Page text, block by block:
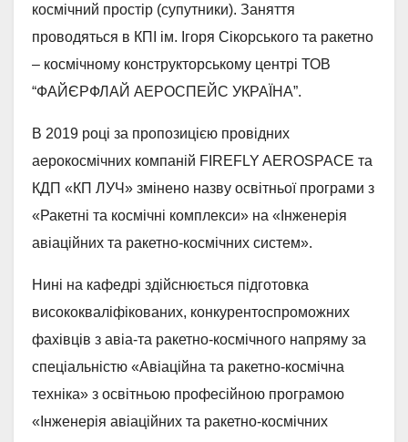
космічний простір (супутники). Заняття
проводяться в КПІ ім. Ігоря Сікорського та ракетно
– космічному конструкторському центрі ТОВ
“ФАЙЄРФЛАЙ АЕРОСПЕЙС УКРАЇНА”.
В 2019 році за пропозицією провідних
аерокосмічних компаній FIREFLY AEROSPACE та
КДП «КП ЛУЧ» змінено назву освітньої програми з
«Ракетні та космічні комплекси» на «Інженерія
авіаційних та ракетно-космічних систем».
Нині на кафедрі здійснюється підготовка
висококваліфікованих, конкурентоспроможних
фахівців з авіа-та ракетно-космічного напряму за
спеціальністю «Авіаційна та ракетно-космічна
техніка» з освітньою професійною програмою
«Інженерія авіаційних та ракетно-космічних